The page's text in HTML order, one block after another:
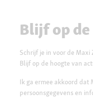
Blijf op
Schrijf je in voor de
Blijf op de hoogte van
Ik ga ermee akkoord dat
persoonsgegevens en